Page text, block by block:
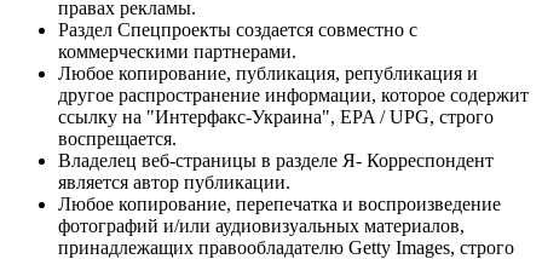
правах рекламы.
Раздел Спецпроекты создается совместно с
коммерческими партнерами.
Любое копирование, публикация, републикация и
другое распространение информации, которое содержит
ссылку на "Интерфакс-Украина", EPA / UPG, строго
воспрещается.
Владелец веб-страницы в разделе Я- Корреспондент
является автор публикации.
Любое копирование, перепечатка и воспроизведение
фотографий и/или аудиовизуальных материалов,
принадлежащих правообладателю Getty Images, строго